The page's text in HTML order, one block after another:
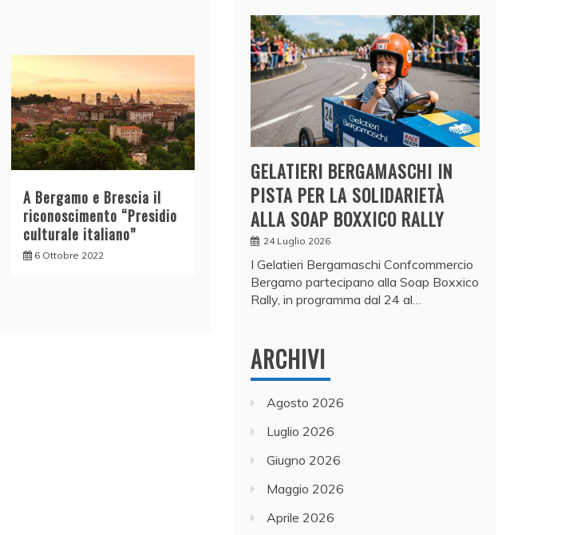
A Bergamo e Brescia il
riconoscimento “Presidio
culturale italiano”
6 Ottobre 2022
GELATIERI BERGAMASCHI IN
PISTA PER LA SOLIDARIETÀ
ALLA SOAP BOXXICO RALLY
24 Luglio 2026
I Gelatieri Bergamaschi Confcommercio
Bergamo partecipano alla Soap Boxxico
Rally, in programma dal 24 al…
ARCHIVI
Agosto 2026
Luglio 2026
Giugno 2026
Maggio 2026
Aprile 2026